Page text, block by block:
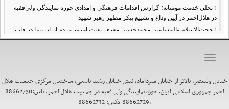
› تجلی خدمت مومنانه؛ گزارش اقدامات فرهنگی و امدادی حوزه نمایندگی ولی‌فقیه
در هلال‌احمر در آیین وداع و تشییع پیکر مطهر رهبر شهید
› حجت‌الاسلام والمسلمین محمدحسین معزی: بعثت امروز مردم ایران تنها در قاب
قیام عاشورا قابل تفسیر است
›آمادگی همه‌جانبه معاونت فرهنگی حوزه نمایندگی ولی‌فقیه هلال‌احمر برای
خدمت‌رسانی در مراسم تشییع پیکر مطهر رهبر شهید
هلال‌احمر آغاز شد
› نماینده ولی‌فقیه در هلال‌احمر: حراست اثرگذار، پشتوانه سرمایه اجتماعی است /
هدف حکومت اسلامی، ساخت جامعه‌ای برای «خلیفه‌الله» شدن انسان‌هاست
Toggle
خیابان ولیعصر، بالاتر از خیابان میرداماد، نبش خیابان رشید یاسمی، ساختمان مرکزی جمعیت هلال
احمر جمهوری اسلامی ایران، حوزه نمایندگی ولی فقیه در جمعیت هلال احمر. تلفن:88662730
،88662729 فکس: 88662732